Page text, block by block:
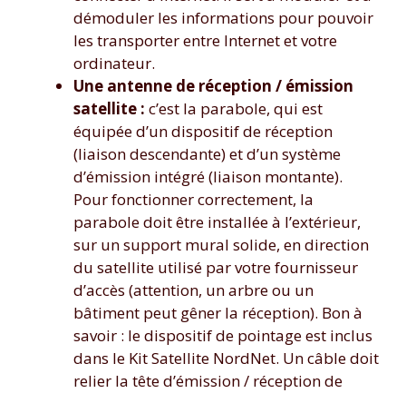
démoduler les informations pour pouvoir
les transporter entre Internet et votre
ordinateur.
Une antenne de réception / émission
satellite : c’est la parabole, qui est
équipée d’un dispositif de réception
(liaison descendante) et d’un système
d’émission intégré (liaison montante).
Pour fonctionner correctement, la
parabole doit être installée à l’extérieur,
sur un support mural solide, en direction
du satellite utilisé par votre fournisseur
d’accès (attention, un arbre ou un
bâtiment peut gêner la réception). Bon à
savoir : le dispositif de pointage est inclus
dans le Kit Satellite NordNet. Un câble doit
relier la tête d’émission / réception de